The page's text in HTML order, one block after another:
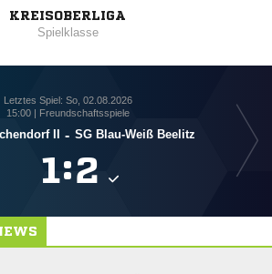
KREISOBERLIGA
Spielklasse
Letztes Spiel: So, 02.08.2026
15:00 | Freundschaftsspiele
II - SG Blau-Weiß Beelitz
: